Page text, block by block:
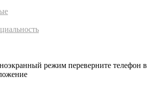
режим переверните телефон в